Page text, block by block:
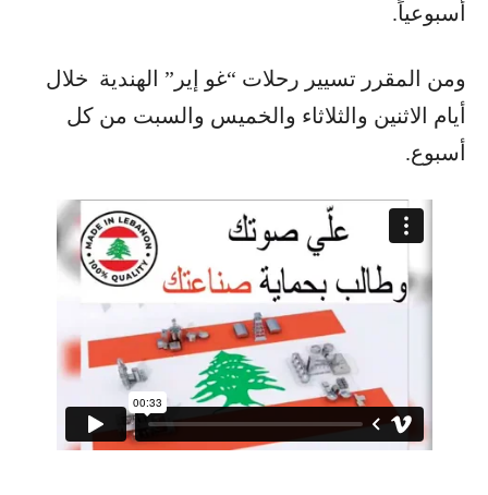
أسبوعياً.
ومن المقرر تسيير رحلات “غو إير” الهندية خلال
أيام الاثنين والثلاثاء والخميس والسبت من كل
أسبوع.